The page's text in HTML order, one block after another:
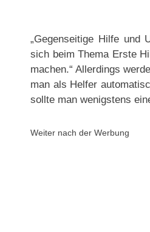
„Gegenseitige Hilfe und
sich beim Thema Erste
machen.“ Allerdings
man als Helfer
sollte man wenigstens
Weiter nach der Werbung